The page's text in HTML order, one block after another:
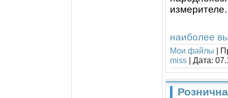
измерителе.
наиболее
Мои файлы |
miss | Дата: